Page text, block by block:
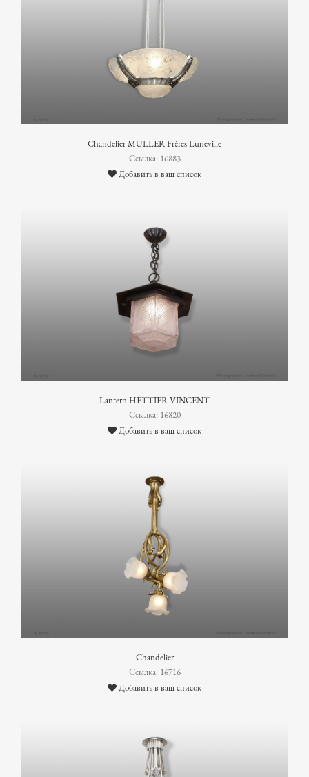
Chandelier MULLER Frères Luneville
Ссылка: 16883
Добавить в ваш список
Lantern HETTIER VINCENT
Ссылка: 16820
Добавить в ваш список
Chandelier
Ссылка: 16716
Добавить в ваш список